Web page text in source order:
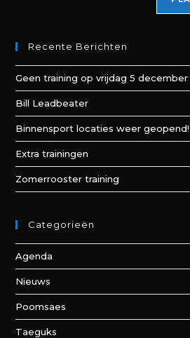
Recente Berichten
Geen training op vrijdag 5 december
Bill Leadbeater
Binnensport locaties weer geopend!
Extra trainingen
Zomerrooster training
Categorieën
Agenda
Nieuws
Poomsaes
Taeguks